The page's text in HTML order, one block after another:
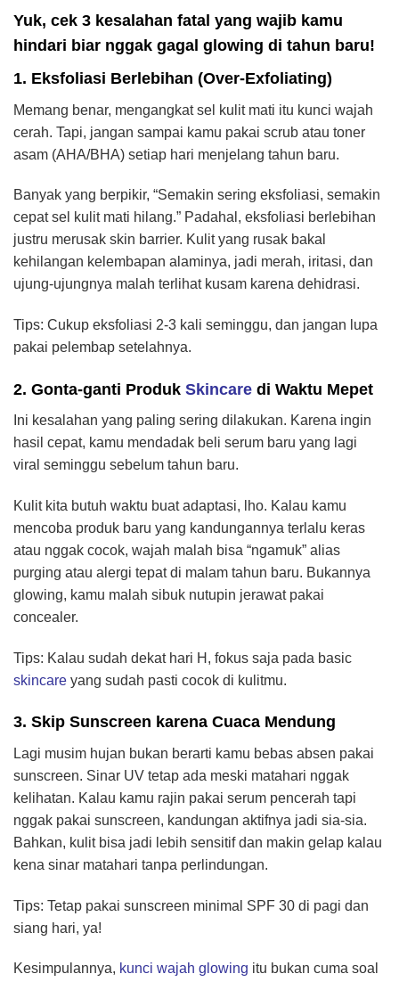
Yuk, cek 3 kesalahan fatal yang wajib kamu
hindari biar nggak gagal glowing di tahun baru!
1. Eksfoliasi Berlebihan (Over-Exfoliating)
Memang benar, mengangkat sel kulit mati itu kunci wajah
cerah. Tapi, jangan sampai kamu pakai scrub atau toner
asam (AHA/BHA) setiap hari menjelang tahun baru.
Banyak yang berpikir, “Semakin sering eksfoliasi, semakin
cepat sel kulit mati hilang.” Padahal, eksfoliasi berlebihan
justru merusak skin barrier. Kulit yang rusak bakal
kehilangan kelembapan alaminya, jadi merah, iritasi, dan
ujung-ujungnya malah terlihat kusam karena dehidrasi.
Tips: Cukup eksfoliasi 2-3 kali seminggu, dan jangan lupa
pakai pelembap setelahnya.
2. Gonta-ganti Produk Skincare di Waktu Mepet
Ini kesalahan yang paling sering dilakukan. Karena ingin
hasil cepat, kamu mendadak beli serum baru yang lagi
viral seminggu sebelum tahun baru.
Kulit kita butuh waktu buat adaptasi, lho. Kalau kamu
mencoba produk baru yang kandungannya terlalu keras
atau nggak cocok, wajah malah bisa “ngamuk” alias
purging atau alergi tepat di malam tahun baru. Bukannya
glowing, kamu malah sibuk nutupin jerawat pakai
concealer.
Tips: Kalau sudah dekat hari H, fokus saja pada basic
skincare yang sudah pasti cocok di kulitmu.
3. Skip Sunscreen karena Cuaca Mendung
Lagi musim hujan bukan berarti kamu bebas absen pakai
sunscreen. Sinar UV tetap ada meski matahari nggak
kelihatan. Kalau kamu rajin pakai serum pencerah tapi
nggak pakai sunscreen, kandungan aktifnya jadi sia-sia.
Bahkan, kulit bisa jadi lebih sensitif dan makin gelap kalau
kena sinar matahari tanpa perlindungan.
Tips: Tetap pakai sunscreen minimal SPF 30 di pagi dan
siang hari, ya!
Kesimpulannya, kunci wajah glowing itu bukan cuma soal